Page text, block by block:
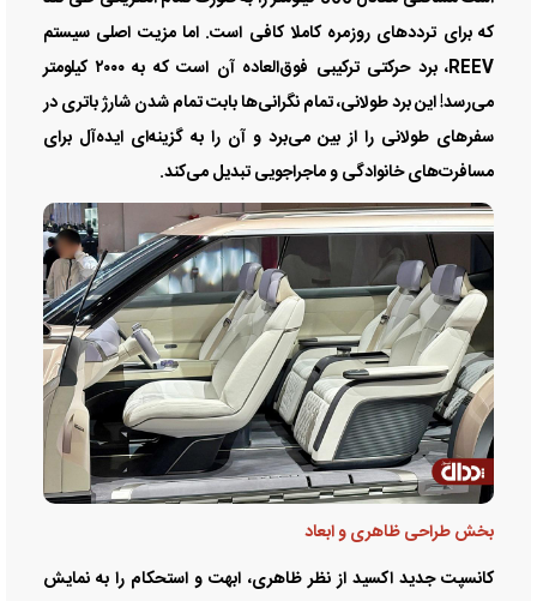
که برای ترددهای روزمره کاملا کافی است. اما مزیت اصلی سیستم
REEV، برد حرکتی ترکیبی فوق‌العاده آن است که به ۲۰۰۰ کیلومتر
می‌رسد! این برد طولانی، تمام نگرانی‌ها بابت تمام شدن شارژ باتری در
سفرهای طولانی را از بین می‌برد و آن را به گزینه‌ای ایده‌آل برای
مسافرت‌های خانوادگی و ماجراجویی تبدیل می‌کند.
بخش طراحی ظاهری و ابعاد
کانسپت جدید اکسید از نظر ظاهری، ابهت و استحکام را به نمایش